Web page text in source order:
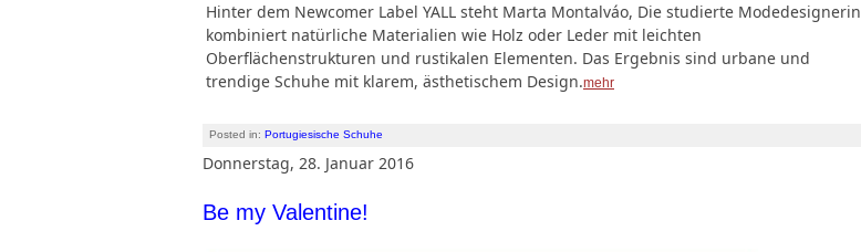
Hinter dem Newcomer Label YALL steht Marta Montalváo, Die studierte Modedesignerin
kombiniert natürliche Materialien wie Holz oder Leder mit leichten
Oberflächenstrukturen und rustikalen Elementen. Das Ergebnis sind urbane und
trendige Schuhe mit klarem, ästhetischem Design.mehr
Posted in: Portugiesische Schuhe
Donnerstag, 28. Januar 2016
Be my Valentine!